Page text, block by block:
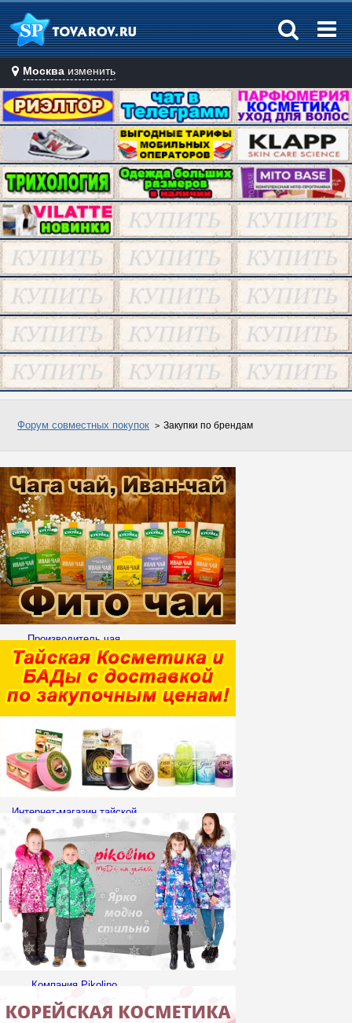
Москва изменить
Форум совместных покупок Закупки по брендам
Производитель чая
приглашает к
сотрудничеству!
Интернет-магазин тайской
косметики «Тайская
Забота» приглашает к
сотрудничеству!
Компания Pikolino
сотрудничеству
Организаторов СП!